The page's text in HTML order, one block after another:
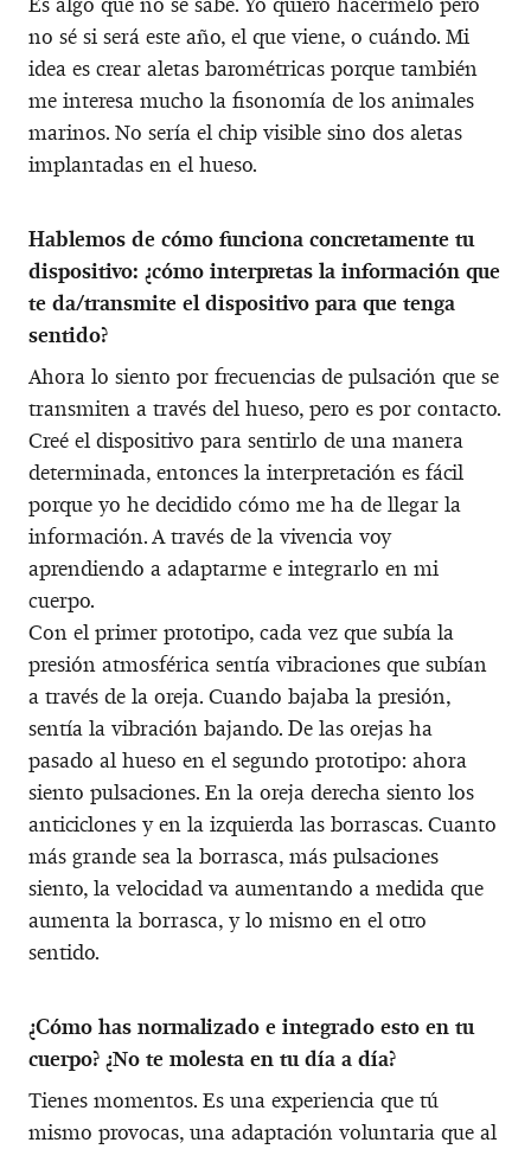
no sé si será este año, el que viene, o cuándo. Mi
idea es crear aletas barométricas porque también
me interesa mucho la fisonomía de los animales
marinos. No sería el chip visible sino dos aletas
implantadas en el hueso.
Hablemos de cómo funciona concretamente tu
dispositivo: ¿cómo interpretas la información que
te da/transmite el dispositivo para que tenga
sentido?
Ahora lo siento por frecuencias de pulsación que se
transmiten a través del hueso, pero es por contacto.
Creé el dispositivo para sentirlo de una manera
determinada, entonces la interpretación es fácil
porque yo he decidido cómo me ha de llegar la
información. A través de la vivencia voy
aprendiendo a adaptarme e integrarlo en mi
cuerpo.
Con el primer prototipo, cada vez que subía la
presión atmosférica sentía vibraciones que subían
a través de la oreja. Cuando bajaba la presión,
sentía la vibración bajando. De las orejas ha
pasado al hueso en el segundo prototipo: ahora
siento pulsaciones. En la oreja derecha siento los
anticiclones y en la izquierda las borrascas. Cuanto
más grande sea la borrasca, más pulsaciones
siento, la velocidad va aumentando a medida que
aumenta la borrasca, y lo mismo en el otro
sentido.
¿Cómo has normalizado e integrado esto en tu
cuerpo? ¿No te molesta en tu día a día?
Tienes momentos. Es una experiencia que tú
mismo provocas, una adaptación voluntaria que al